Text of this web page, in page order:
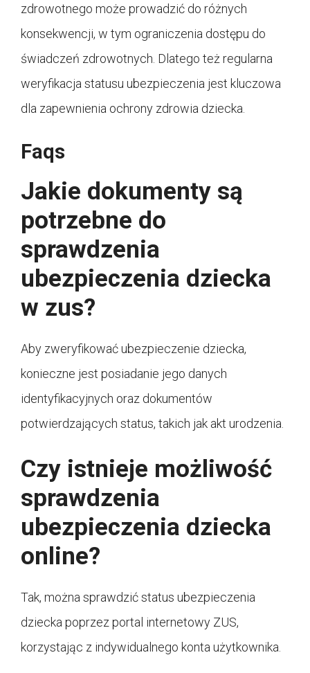
zdrowotnego może prowadzić do różnych
konsekwencji, w tym ograniczenia dostępu do
świadczeń zdrowotnych. Dlatego też regularna
weryfikacja statusu ubezpieczenia jest kluczowa
dla zapewnienia ochrony zdrowia dziecka.
Faqs
Jakie dokumenty są
potrzebne do
sprawdzenia
ubezpieczenia dziecka
w zus?
Aby zweryfikować ubezpieczenie dziecka,
konieczne jest posiadanie jego danych
identyfikacyjnych oraz dokumentów
potwierdzających status, takich jak akt urodzenia.
Czy istnieje możliwość
sprawdzenia
ubezpieczenia dziecka
online?
Tak, można sprawdzić status ubezpieczenia
dziecka poprzez portal internetowy ZUS,
korzystając z indywidualnego konta użytkownika.